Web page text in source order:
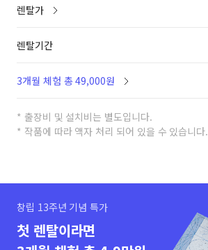
렌탈가
렌탈기간
3개월 체험 총 49,000원
* 출장비 및 설치비는 별도입니다.
* 작품에 따라 액자 처리 되어 있을 수 있습니다.
창립 13주년 기념 특가
첫 렌탈이라면